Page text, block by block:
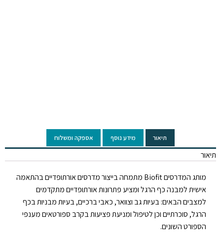
תיאור מידע נוסף אספקה ומשלוח
תיאור
מותג המדרסים Biofit מתמחה בייצור מדרסים אורתופדיים בהתאמה
אישית למבנה כף הרגל ומציע פתרונות אורתופדיים מתקדמים
למצבים הבאים: בעיות גב וצוואר, כאבי ברכיים, בעיות מבניות בכף
הרגל, סוכרתיים וכן לטיפול ומניעת פציעות בקרב ספורטאים מענפי
הספורט השונים.